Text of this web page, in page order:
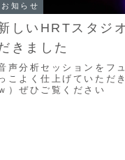
お知らせ
しいHRTスタジ
きました
声分析セッションをフ
こよく仕上げていただ
）ぜひご覧ください